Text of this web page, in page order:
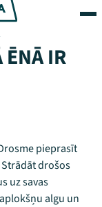
IR
pieprasīt
drošos
uz savas
algu un